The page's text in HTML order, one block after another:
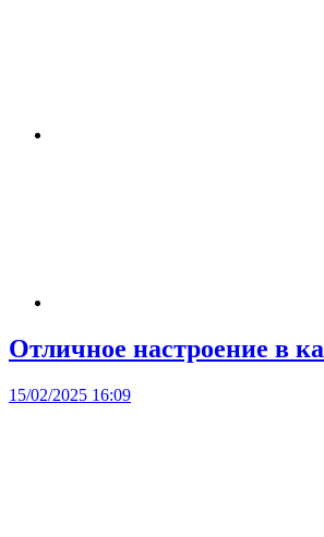
Отличное настроение в
15/02/2025 16:09